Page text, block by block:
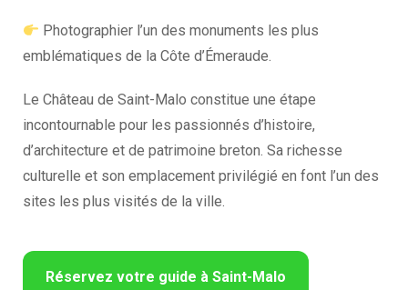
Photographier l’un des monuments les plus
emblématiques de la Côte d’Émeraude.
Le Château de Saint-Malo constitue une étape
incontournable pour les passionnés d’histoire,
d’architecture et de patrimoine breton. Sa richesse
culturelle et son emplacement privilégié en font l’un des
sites les plus visités de la ville.
Réservez votre guide à Saint-Malo